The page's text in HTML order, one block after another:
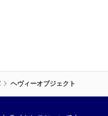
ヘヴィーオブジェクト